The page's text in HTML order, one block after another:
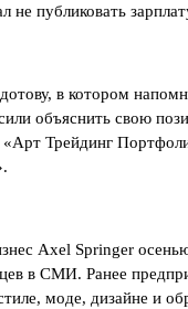
не публиковать
в котором
объяснить свою
«Арт Трейдинг
Axel Springer
в СМИ. Ранее
моде, дизайне и